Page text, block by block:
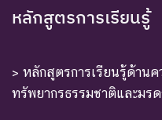
หลักสูตรการเรียนรู้
> หลักสูตรการเรียนรู้ด้านค
ทรัพยากรธรรมชาติและมร